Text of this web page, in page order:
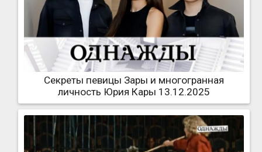
Секреты певицы Зары и многогранная
личность Юрия Кары 13.12.2025